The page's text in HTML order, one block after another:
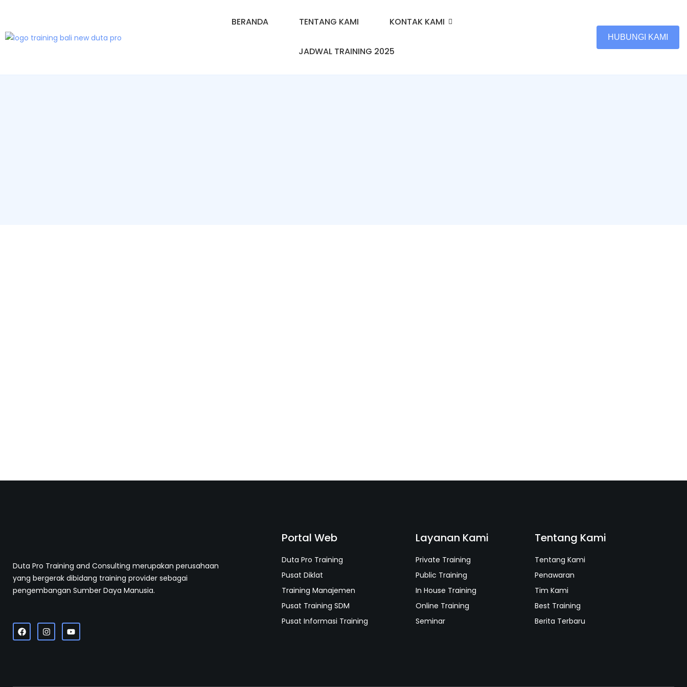
BERANDA TENTANG KAMI KONTAK KAMI
JADWAL TRAINING 2025
HUBUNGI KAMI
Duta Pro Training and Consulting merupakan perusahaan
yang bergerak dibidang training provider sebagai
pengembangan Sumber Daya Manusia.
Portal Web
Duta Pro Training
Pusat Diklat
Training Manajemen
Pusat Training SDM
Pusat Informasi Training
Layanan Kami
Private Training
Public Training
In House Training
Online Training
Seminar
Tentang Kami
Tentang Kami
Penawaran
Tim Kami
Best Training
Berita Terbaru